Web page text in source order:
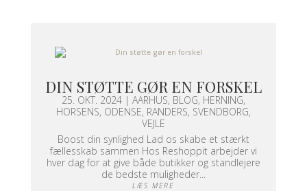
DIN STØTTE GØR EN FORSKEL
25. OKT. 2024| AARHUS, BLOG, HERNING,
HORSENS, ODENSE, RANDERS, SVENDBORG,
VEJLE
Boost din synlighed Lad os skabe et stærkt
fællesskab sammen Hos Reshoppit arbejder vi
hver dag for at give både butikker og standlejere
de bedste muligheder...
LÆS MERE